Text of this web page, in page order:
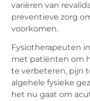
variëren van
preventieve zorg
voorkomen.
Fysiotherapeuten
met patiënten om
te verbeteren, pijn
algehele fysieke
het nu gaat om